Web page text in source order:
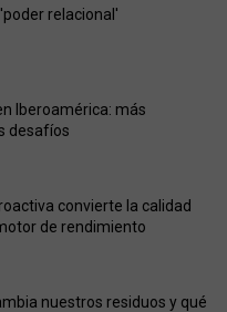
relacional'
Iberoamérica: más
desafíos
convierte la calidad
de rendimiento
nuestros residuos y qué